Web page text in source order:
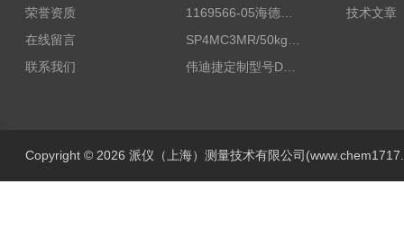
荣誉资质
在线留言
联系我们
1169566-05海德汉西门子编码器现货
伟迪捷定制型号DHM506-5000-002
技术文章
Copyright © 2026 派仪（上海）测量技术有限公司